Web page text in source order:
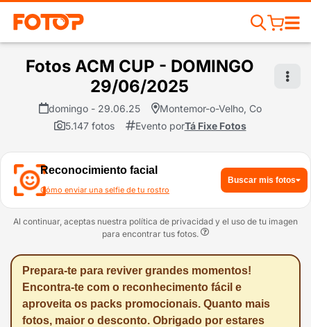
Fotos ACM CUP - DOMINGO
29/06/2025
domingo - 29.06.25
Montemor-o-Velho, Co
5.147 fotos
Evento porTá Fixe Fotos
Reconocimiento facial
Cómo enviar una selfie de tu rostro
Buscar mis fotos
Al continuar, aceptas nuestra política de privacidad y el uso de tu imagen
para encontrar tus fotos.
Prepara-te para reviver grandes momentos!
Encontra-te com o reconhecimento fácil e
aproveita os packs promocionais. Quanto mais
fotos, maior o desconto. Obrigado por estares